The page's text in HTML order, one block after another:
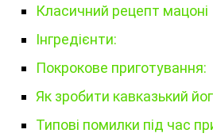
Класичний рецепт мацоні
Інгредієнти:
Покрокове приготування:
Як зробити кавказький
Типові помилки під час